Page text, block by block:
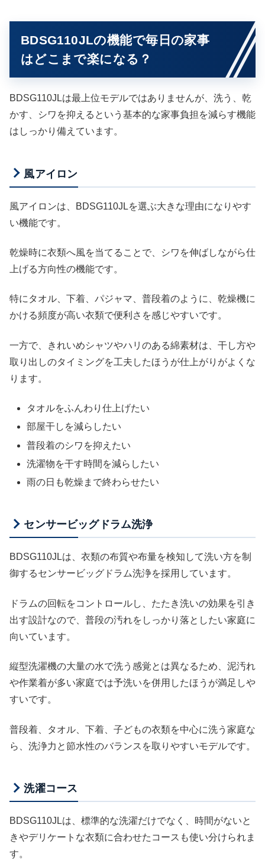
BDSG110JLの機能で毎日の家事
はどこまで楽になる？
BDSG110JLは最上位モデルではありませんが、洗う、乾
かす、シワを抑えるという基本的な家事負担を減らす機能
はしっかり備えています。
風アイロン
風アイロンは、BDSG110JLを選ぶ大きな理由になりやす
い機能です。
乾燥時に衣類へ風を当てることで、シワを伸ばしながら仕
上げる方向性の機能です。
特にタオル、下着、パジャマ、普段着のように、乾燥機に
かける頻度が高い衣類で便利さを感じやすいです。
一方で、きれいめシャツやハリのある綿素材は、干し方や
取り出しのタイミングを工夫したほうが仕上がりがよくな
ります。
タオルをふんわり仕上げたい
部屋干しを減らしたい
普段着のシワを抑えたい
洗濯物を干す時間を減らしたい
雨の日も乾燥まで終わらせたい
センサービッグドラム洗浄
BDSG110JLは、衣類の布質や布量を検知して洗い方を制
御するセンサービッグドラム洗浄を採用しています。
ドラムの回転をコントロールし、たたき洗いの効果を引き
出す設計なので、普段の汚れをしっかり落としたい家庭に
向いています。
縦型洗濯機の大量の水で洗う感覚とは異なるため、泥汚れ
や作業着が多い家庭では予洗いを併用したほうが満足しや
すいです。
普段着、タオル、下着、子どもの衣類を中心に洗う家庭な
ら、洗浄力と節水性のバランスを取りやすいモデルです。
洗濯コース
BDSG110JLは、標準的な洗濯だけでなく、時間がないと
きやデリケートな衣類に合わせたコースも使い分けられま
す。